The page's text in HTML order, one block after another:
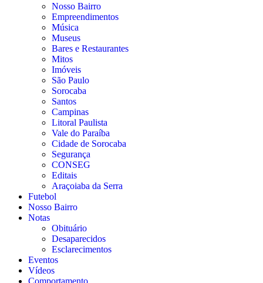
Nosso Bairro
Empreendimentos
Música
Museus
Bares e Restaurantes
Mitos
Imóveis
São Paulo
Sorocaba
Santos
Campinas
Litoral Paulista
Vale do Paraíba
Cidade de Sorocaba
Segurança
CONSEG
Editais
Araçoiaba da Serra
Futebol
Nosso Bairro
Notas
Obituário
Desaparecidos
Esclarecimentos
Eventos
Vídeos